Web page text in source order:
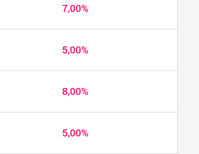
7,00%
5,00%
8,00%
5,00%